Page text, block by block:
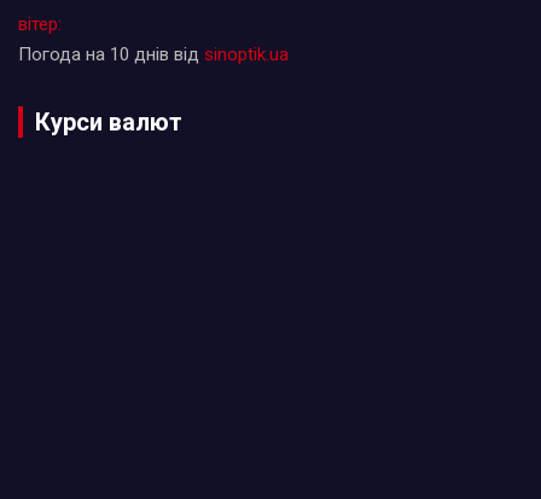
вітер:
Погода на 10 днів від sinoptik.ua
Курси валют